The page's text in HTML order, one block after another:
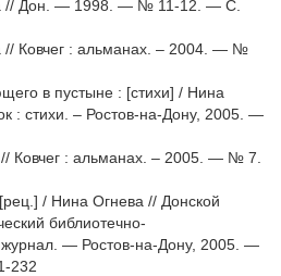
// Дон. — 1998. — № 11-12. — С.
// Ковчег : альманах. – 2004. — №
в пустыне : [стихи] / Нина
: стихи. – Ростов-на-Дону, 2005. —
Ковчег : альманах. – 2005. — № 7.
/ Нина Огнева // Донской
библиотечно-
журнал. — Ростов-на-Дону, 2005. —
232